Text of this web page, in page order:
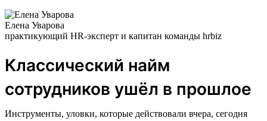
Елена Уварова
практикующий HR-эксперт и капитан команды hrbiz
Классический найм
сотрудников ушёл в прошлое
Инструменты, уловки, которые действовали вчера, сегодня